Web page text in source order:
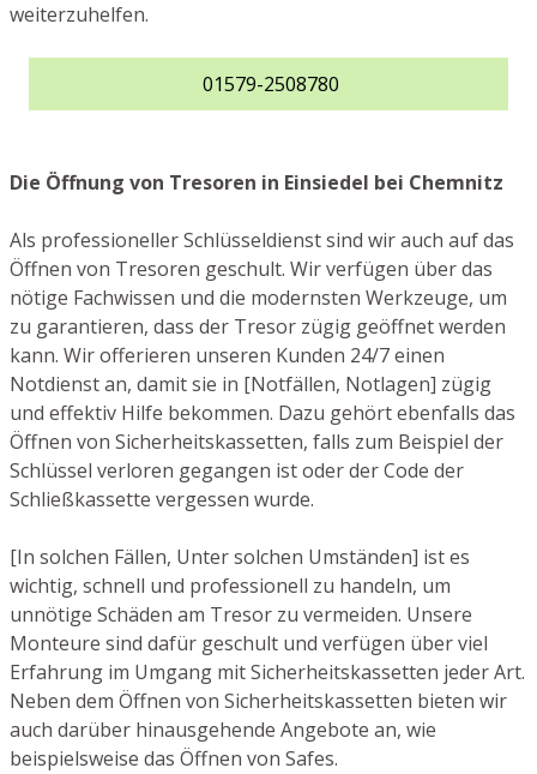
weiterzuhelfen.
01579-2508780
Die Öffnung von Tresoren in Einsiedel bei Chemnitz
Als professioneller Schlüsseldienst sind wir auch auf das
Öffnen von Tresoren geschult. Wir verfügen über das
nötige Fachwissen und die modernsten Werkzeuge, um
zu garantieren, dass der Tresor zügig geöffnet werden
kann. Wir offerieren unseren Kunden 24/7 einen
Notdienst an, damit sie in [Notfällen, Notlagen] zügig
und effektiv Hilfe bekommen. Dazu gehört ebenfalls das
Öffnen von Sicherheitskassetten, falls zum Beispiel der
Schlüssel verloren gegangen ist oder der Code der
Schließkassette vergessen wurde.
[In solchen Fällen, Unter solchen Umständen] ist es
wichtig, schnell und professionell zu handeln, um
unnötige Schäden am Tresor zu vermeiden. Unsere
Monteure sind dafür geschult und verfügen über viel
Erfahrung im Umgang mit Sicherheitskassetten jeder Art.
Neben dem Öffnen von Sicherheitskassetten bieten wir
auch darüber hinausgehende Angebote an, wie
beispielsweise das Öffnen von Safes.